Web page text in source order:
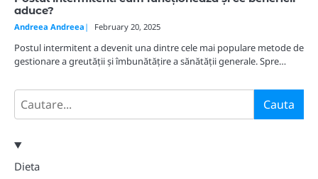
aduce?
Andreea Andreea February 20, 2025
Postul intermitent a devenit una dintre cele mai populare metode de
gestionare a greutății și îmbunătățire a sănătății generale. Spre…
Search Cauta
Dieta